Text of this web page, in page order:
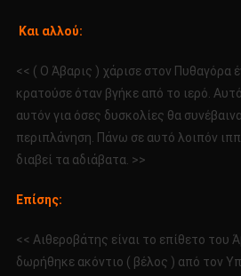
Και αλλού:
<< ( Ο Άβαρις ) χάρισε στον Πυθαγόρα
κρατούσε όταν βγήκε από το ιερό.
αυτόν για όσες δυσκολίες θα
περιπλάνηση. Πάνω σε αυτό λοιπόν
διαβεί τα αδιάβατα. >>
Επίσης:
<< Αιθεροβάτης είναι το επίθετο του
δωρήθηκε ακόντιο ( βέλος ) από τον